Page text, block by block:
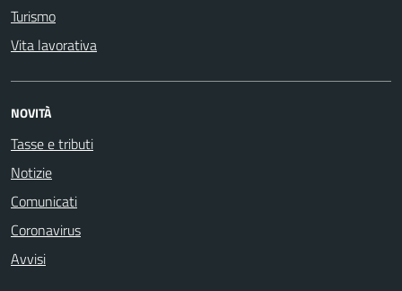
Turismo
Vita lavorativa
NOVITÀ
Tasse e tributi
Notizie
Comunicati
Coronavirus
Avvisi